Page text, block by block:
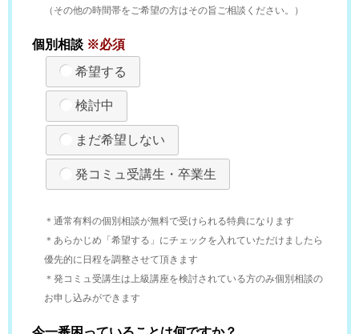
（その他の時間帯をご希望の方はその旨ご相談ください。）
個別相談 ※必須
希望する
検討中
まだ希望しない
発コミュ受講生・卒業生
＊通常有料の個別相談が無料で受けられる特典になります
＊あらかじめ「希望する」にチェックを入れていただけましたら
優先的に日程を調整させて頂きます
＊発コミュ受講生は上級講座を検討されている方のみ個別相談の
お申し込みができます